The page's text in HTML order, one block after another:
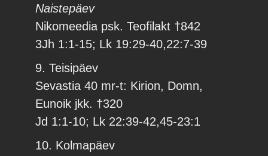
Naistepäev
Nikomeedia psk. Teofilakt †842
3Jh 1:1-15; Lk 19:29-40,22:7-39
9. Teisipäev
Sevastia 40 mr-t: Kirion, Domn,
Eunoik jkk. †320
Jd 1:1-10; Lk 22:39-42,45-23:1
10. Kolmapäev